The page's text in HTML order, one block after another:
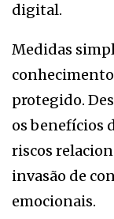
digital.
Medidas
protegido.
os benefícios
riscos
invasão de
emocionais.